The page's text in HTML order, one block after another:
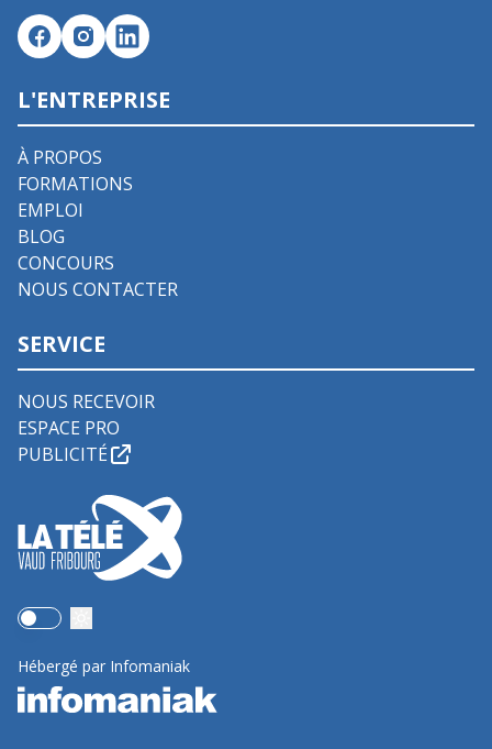
L'ENTREPRISE
À PROPOS
FORMATIONS
EMPLOI
BLOG
CONCOURS
NOUS CONTACTER
SERVICE
NOUS RECEVOIR
ESPACE PRO
PUBLICITÉ
Use setting
Hébergé par Infomaniak